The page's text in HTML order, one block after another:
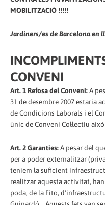
MOBILITZACIÓ !!!!!
Jardiners/es de Barcelona en
CONVENI
Art. 1 Refosa del Conveni:A
31 de desembre 2007 estaria
de Condicions Laborals i el
únic de Conveni Col·lectiu
Art. 2 Garanties:A pesar del
per a poder externalitzar
teníem la suficient
realitzar aquesta activitat,
poda, de la Fito,